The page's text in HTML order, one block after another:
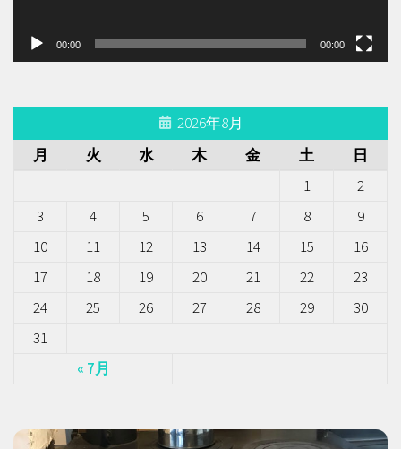
00:00 00:00
2026年8月
月
火 水 木 金 土 日
« 7月
1
2
3
4 5 6 7 8
9
10
11 12 13 14 15
16
17
18 19 20 21 22
23
24
25 26 27 28 29
30
31